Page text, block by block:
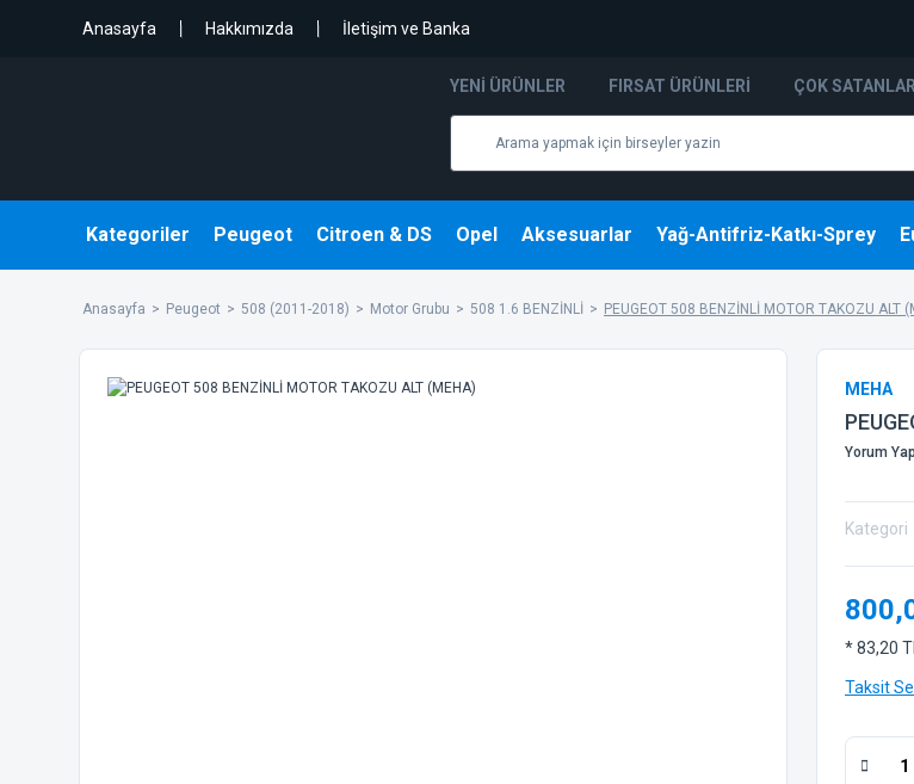
Anasayfa Hakkımızda İletişim ve Banka
YENI ÜRÜNLER FIRSAT ÜRÜNLERI ÇOK SATANLAR
Kategoriler Peugeot Citroen & DS Opel Aksesuarlar Yağ-Antifriz-Katkı-Sprey
Anasayfa Peugeot 508 (2011-2018) Motor Grubu 508 1.6 BENZİNLİ PEUGEOT 508 BENZİNLİ MOTOR TAKOZU ALT
MEHA
Yorum Yap
Kategori
* 83,20
Taksit